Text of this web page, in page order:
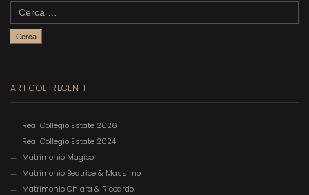
Ricerca
per:
ARTICOLI RECENTI
Real Collegio Estate 2026
Real Collegio Estate 2024
Matrimonio Magico
Matrimonio Beatrice & Massimo
Matrimonio Chiara & Riccardo